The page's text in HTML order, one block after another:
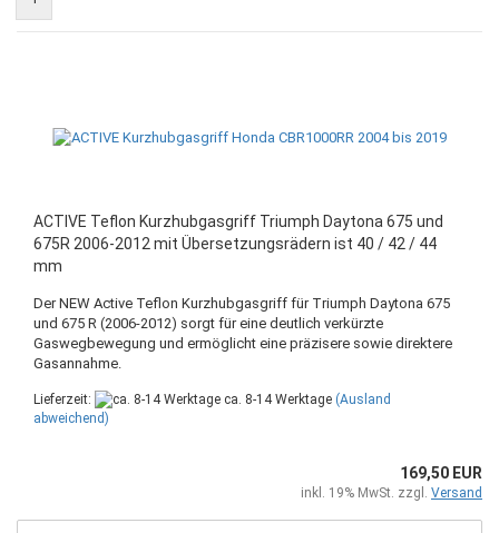
ACTIVE Teflon Kurzhubgasgriff Triumph Daytona 675 und
675R 2006-2012 mit Übersetzungsrädern ist 40 / 42 / 44
mm
Der NEW Active Teflon Kurzhubgasgriff für Triumph Daytona 675
und 675 R (2006-2012) sorgt für eine deutlich verkürzte
Gaswegbewegung und ermöglicht eine präzisere sowie direktere
Gasannahme.
Lieferzeit: ca. 8-14 Werktage (Ausland
abweichend)
169,50 EUR
inkl. 19% MwSt. zzgl. Versand